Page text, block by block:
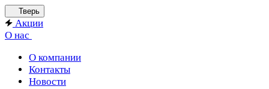
Тверь
Акции
О нас
О компании
Контакты
Новости